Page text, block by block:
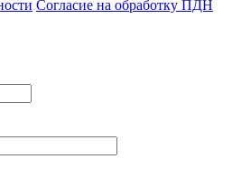
Согласие на обработку ПДН